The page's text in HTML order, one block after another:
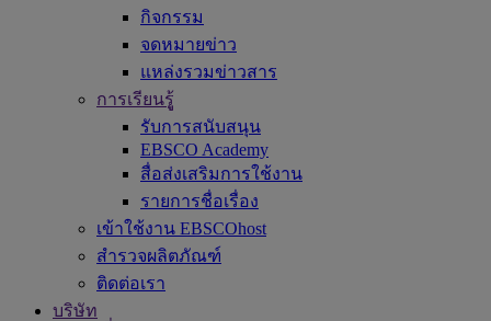
กิจกรรม
จดหมายข่าว
แหล่งรวมข่าวสาร
การเรียนรูู้
รับการสนับสนุน
EBSCO Academy
สื่อส่งเสริมการใช้งาน
รายการชื่อเรื่อง
เข้าใช้งาน EBSCOhost
สำรวจผลิตภัณฑ์
ติดต่อเรา
บริษัท